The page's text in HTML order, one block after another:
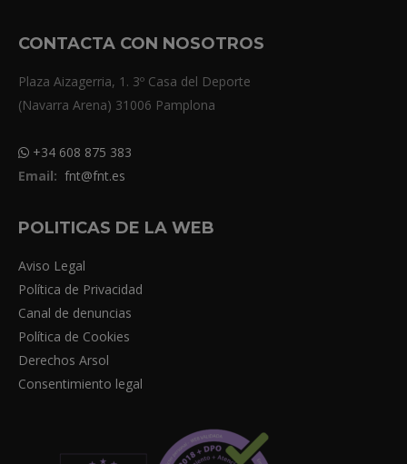
CONTACTA CON NOSOTROS
Plaza Aizagerria, 1. 3º Casa del Deporte
(Navarra Arena) 31006 Pamplona
+34 608 875 383
Email: fnt@fnt.es
POLITICAS DE LA WEB
Aviso Legal
Política de Privacidad
Canal de denuncias
Política de Cookies
Derechos Arsol
Consentimiento legal